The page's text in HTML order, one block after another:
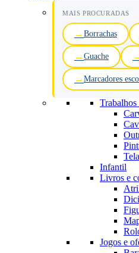
MAIS PROCURADAS
Borrachas
Guache
Marcadores
Trabalhos
Infantil
Livros e
Jogos e